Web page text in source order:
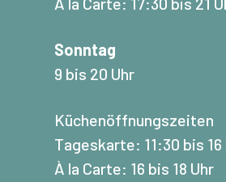
Sonntag
9 bis 20 Uhr
Küchenöffnungszeiten
Tageskarte: 11:30 bis 16
À la Carte: 16 bis 18 Uhr